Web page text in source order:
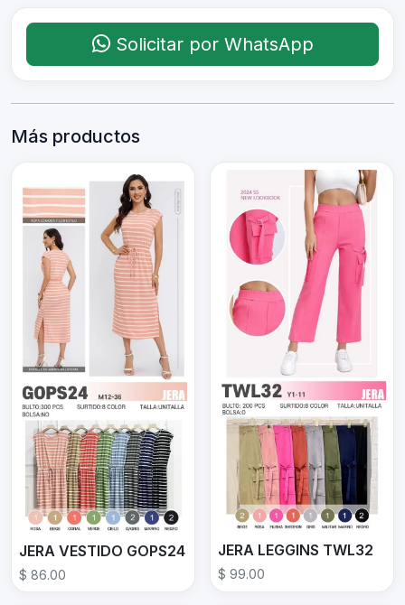
Solicitar por WhatsApp
Más productos
JERA VESTIDO GOPS24
$ 86.00
JERA LEGGINS TWL32
$ 99.00